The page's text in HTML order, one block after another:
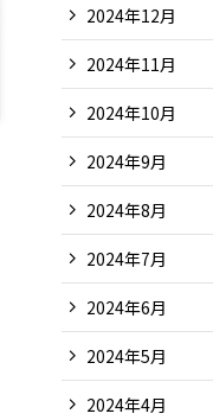
2024年12月
2024年11月
2024年10月
2024年9月
2024年8月
2024年7月
2024年6月
2024年5月
2024年4月